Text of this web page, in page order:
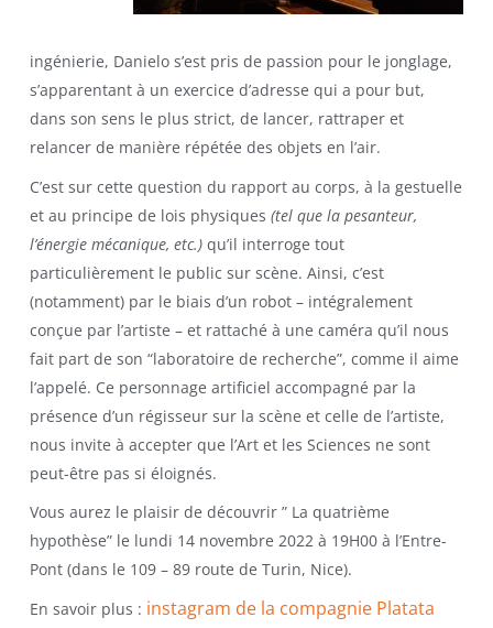
ingénierie, Danielo s’est pris de passion pour le jonglage,
s’apparentant à un exercice d’adresse qui a pour but,
dans son sens le plus strict, de lancer, rattraper et
relancer de manière répétée des objets en l’air.
C’est sur cette question du rapport au corps, à la gestuelle
et au principe de lois physiques (tel que la pesanteur,
l’énergie mécanique, etc.)qu’il interroge tout
particulièrement le public sur scène. Ainsi, c’est
(notamment) par le biais d’un robot – intégralement
conçue par l’artiste – et rattaché à une caméra qu’il nous
fait part de son “laboratoire de recherche”, comme il aime
l’appelé. Ce personnage artificiel accompagné par la
présence d’un régisseur sur la scène et celle de l’artiste,
nous invite à accepter que l’Art et les Sciences ne sont
peut-être pas si éloignés.
Vous aurez le plaisir de découvrir ” La quatrième
hypothèse” le lundi 14 novembre 2022 à 19H00 à l’Entre-
Pont (dans le 109 – 89 route de Turin, Nice).
En savoir plus : instagram de la compagnie Platata